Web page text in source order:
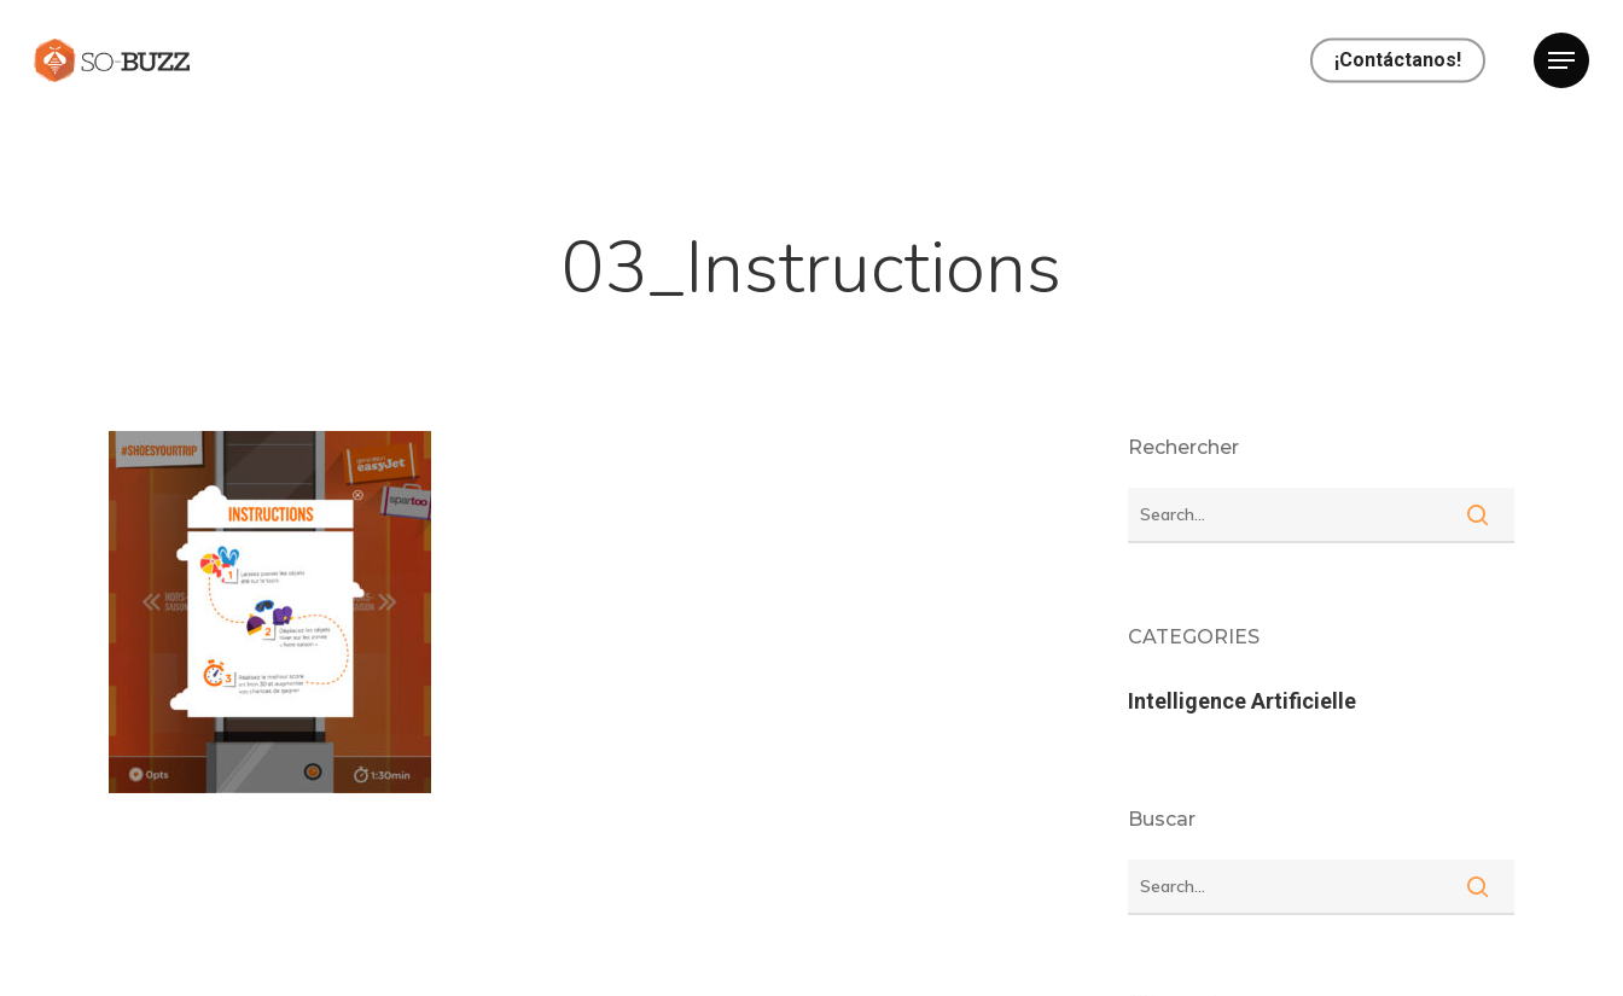
¡Contáctanos!
03_Instructions
Rechercher
CATEGORIES
Intelligence Artificielle
Buscar